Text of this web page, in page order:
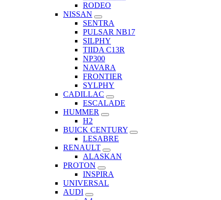
RODEO
NISSAN
SENTRA
PULSAR NB17
SILPHY
TIIDA C13R
NP300
NAVARA
FRONTIER
SYLPHY
CADILLAC
ESCALADE
HUMMER
H2
BUICK CENTURY
LESABRE
RENAULT
ALASKAN
PROTON
INSPIRA
UNIVERSAL
AUDI